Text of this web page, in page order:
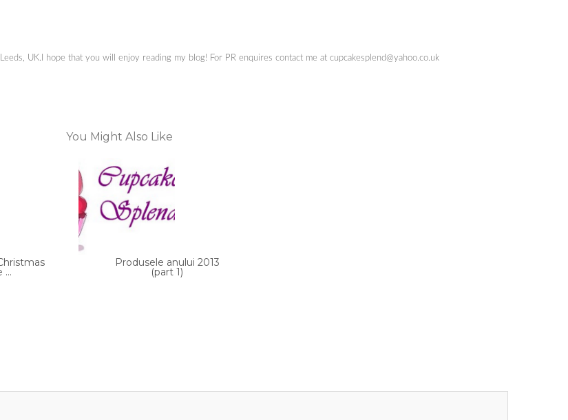
UK.I hope that you will enjoy reading my blog! For PR enquires contact me at cupcakesplend@yahoo.co.uk
You Might Also Like
...
Produsele anului 2013
(part 1)